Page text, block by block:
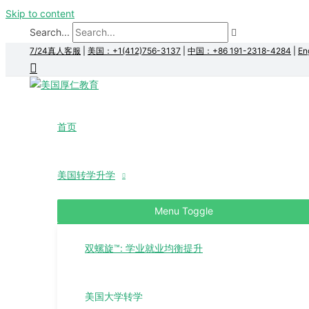
Skip to content
Search...
7/24真人客服 美国：+1(412)756-3137 中国：+86 191-2318-4284
首页
美国转学升学
Menu Toggle
双螺旋™: 学业就业均衡提升
美国大学转学